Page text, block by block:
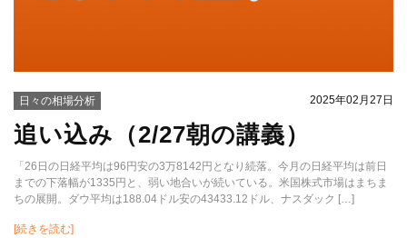
日々の相場分析 2025年02月27日
追い込み（2/27朝の講義）
「26日の日経平均は96円安の3万8142円となり続落。今月の日経平均は前日
までの下落幅が1335円と、弱い地合いが続いている。米国株式市場はまちま
ちの展開。ダウ平均は188.04ドル安の43433.12ドル、ナスダック […]
[続きを読む]